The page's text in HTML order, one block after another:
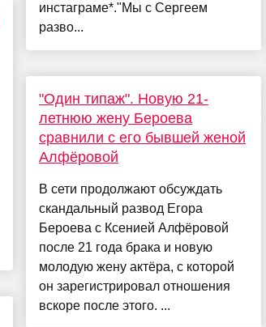
инстаграме*."Мы с Сергеем
разво...
"Один типаж". Новую 21-
летнюю жену Бероева
сравнили с его бывшей женой
Алфёровой
В сети продолжают обсуждать
скандальный развод Егора
Бероева с Ксенией Алфёровой
после 21 года брака и новую
молодую жену актёра, с которой
он зарегистрировал отношения
вскоре после этого. ...